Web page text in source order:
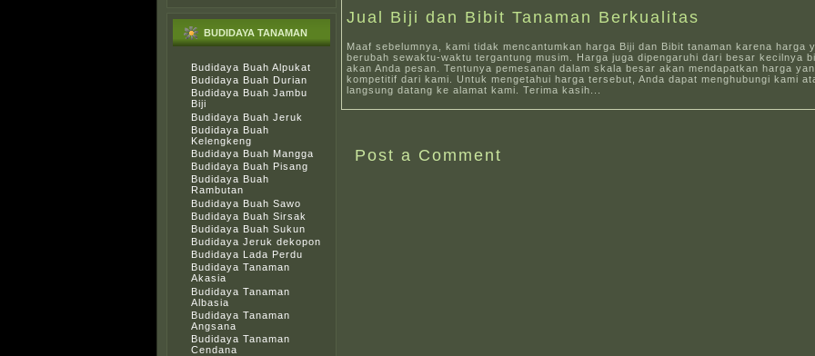
BUDIDAYA TANAMAN
Budidaya Buah Alpukat
Budidaya Buah Durian
Budidaya Buah Jambu
Biji
Budidaya Buah Jeruk
Budidaya Buah
Kelengkeng
Budidaya Buah Mangga
Budidaya Buah Pisang
Budidaya Buah
Rambutan
Budidaya Buah Sawo
Budidaya Buah Sirsak
Budidaya Buah Sukun
Budidaya Jeruk dekopon
Budidaya Lada Perdu
Budidaya Tanaman
Akasia
Budidaya Tanaman
Albasia
Budidaya Tanaman
Angsana
Budidaya Tanaman
Cendana
Jual Biji dan Bibit Tanaman Berkualitas
Maaf sebelumnya, kami tidak mencantumkan harga Biji dan Bibit tanaman karena harga
berubah sewaktu-waktu tergantung musim. Harga juga dipengaruhi dari besar kecilnya
akan Anda pesan. Tentunya pemesanan dalam skala besar akan mendapatkan harga
kompetitif dari kami. Untuk mengetahui harga tersebut, Anda dapat menghubungi kami
langsung datang ke alamat kami. Terima kasih...
Post a Comment